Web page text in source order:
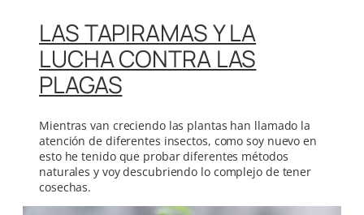
LAS TAPIRAMAS Y LA
LUCHA CONTRA LAS
PLAGAS
Mientras van creciendo las plantas han llamado la
atención de diferentes insectos, como soy nuevo en
esto he tenido que probar diferentes métodos
naturales y voy descubriendo lo complejo de tener
cosechas.